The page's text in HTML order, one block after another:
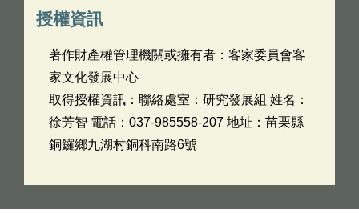
授權資訊
著作財產權管理機關或擁有者：客家委員會客
家文化發展中心
取得授權資訊：聯絡處室：研究發展組 姓名：
徐芳智 電話：037-985558-207 地址：苗栗縣
銅鑼鄉九湖村銅科南路6號